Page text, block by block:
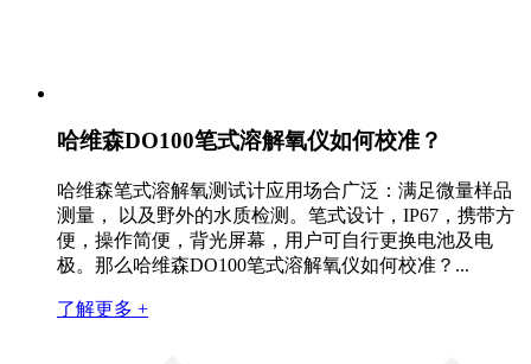
哈维森DO100笔式溶解氧仪如何校准？
哈维森笔式溶解氧测试计应用场合广泛：满足微量样品
测量， 以及野外的水质检测。笔式设计，IP67，携带方
便，操作简便，背光屏幕，用户可自行更换电池及电
极。那么哈维森DO100笔式溶解氧仪如何校准？...
了解更多 +